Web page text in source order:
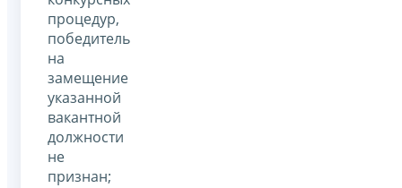
процедур,
победитель
на
замещение
указанной
вакантной
должности
не
признан;